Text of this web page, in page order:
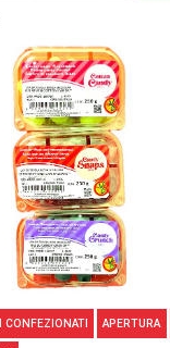
CONFEZIONATI APERTURA